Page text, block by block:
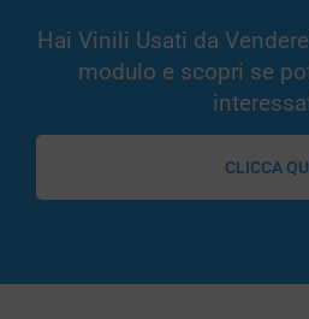
Hai Vinili Usati da
modulo e scopri se
CLICCA